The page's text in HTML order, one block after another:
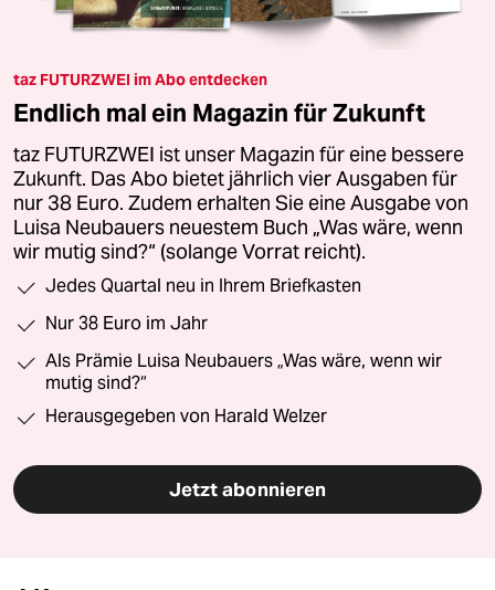
taz FUTURZWEI im Abo entdecken
Endlich mal ein Magazin für Zukunft
taz FUTURZWEI ist unser Magazin für eine bessere
Zukunft. Das Abo bietet jährlich vier Ausgaben für
nur 38 Euro. Zudem erhalten Sie eine Ausgabe von
Luisa Neubauers neuestem Buch „Was wäre, wenn
wir mutig sind?“ (solange Vorrat reicht).
Jedes Quartal neu in Ihrem Briefkasten
Nur 38 Euro im Jahr
Als Prämie Luisa Neubauers „Was wäre, wenn wir
mutig sind?“
Herausgegeben von Harald Welzer
Jetzt abonnieren